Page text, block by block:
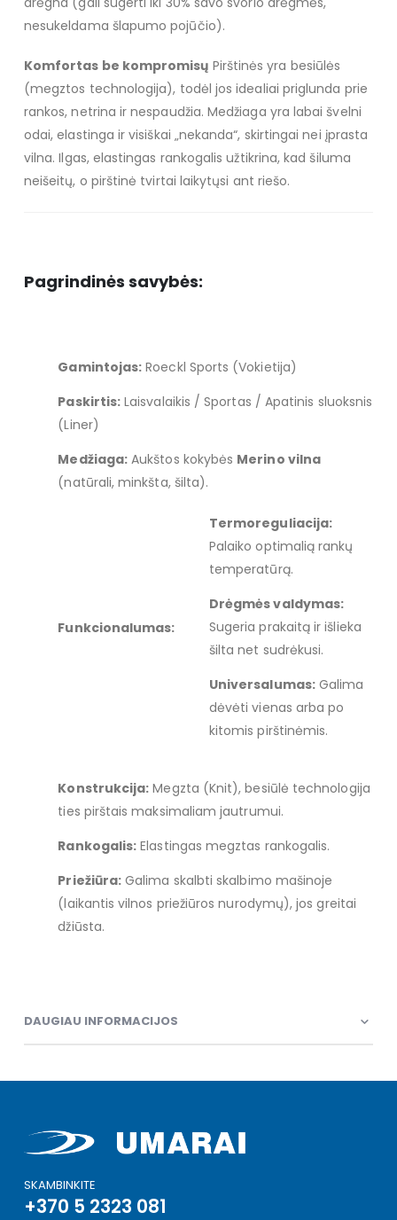
nesukeldama šlapumo pojūčio).
Komfortas be kompromisų Pirštinės yra besiūlės
(megztos technologija), todėl jos idealiai priglunda prie
rankos, netrina ir nespaudžia. Medžiaga yra labai švelni
odai, elastinga ir visiškai „nekanda“, skirtingai nei įprasta
vilna. Ilgas, elastingas rankogalis užtikrina, kad šiluma
neišeitų, o pirštinė tvirtai laikytųsi ant riešo.
Pagrindinės savybės:
Gamintojas: Roeckl Sports (Vokietija)
Paskirtis: Laisvalaikis / Sportas / Apatinis sluoksnis
(Liner)
Medžiaga: Aukštos kokybės Merino vilna
(natūrali, minkšta, šilta).
Funkcionalumas:
Termoreguliacija:
Palaiko optimalią rankų
temperatūrą.
Drėgmės valdymas:
Sugeria prakaitą ir išlieka
šilta net sudrėkusi.
Universalumas:Galima
dėvėti vienas arba po
kitomis pirštinėmis.
Konstrukcija: Megzta (Knit), besiūlė technologija
ties pirštais maksimaliam jautrumui.
Rankogalis: Elastingas megztas rankogalis.
Priežiūra: Galima skalbti skalbimo mašinoje
(laikantis vilnos priežiūros nurodymų), jos greitai
džiūsta.
DAUGIAU INFORMACIJOS
SKAMBINKITE
+370 5 2323 081